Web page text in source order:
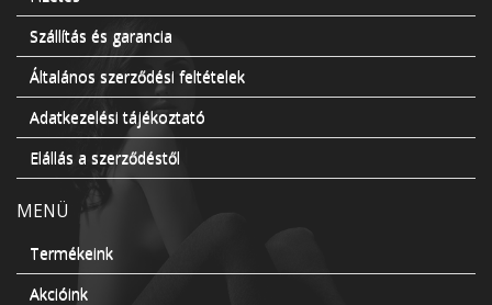
Szállítás és garancia
Általános szerződési feltételek
Adatkezelési tájékoztató
Elállás a szerződéstől
MENÜ
Termékeink
Akcióink